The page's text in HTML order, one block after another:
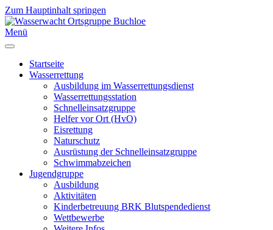
Zum Hauptinhalt springen
Menü
Startseite
Wasserrettung
Ausbildung im Wasserrettungsdienst
Wasserrettungsstation
Schnelleinsatzgruppe
Helfer vor Ort (HvO)
Eisrettung
Naturschutz
Ausrüstung der Schnelleinsatzgruppe
Schwimmabzeichen
Jugendgruppe
Ausbildung
Aktivitäten
Kinderbetreuung BRK Blutspendedienst
Wettbewerbe